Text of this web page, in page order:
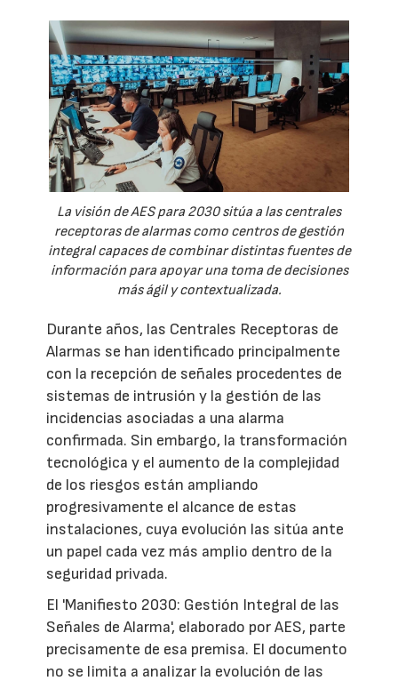
La visión de AES para 2030 sitúa a las centrales
receptoras de alarmas como centros de gestión
integral capaces de combinar distintas fuentes de
información para apoyar una toma de decisiones
más ágil y contextualizada.
Durante años, las Centrales Receptoras de
Alarmas se han identificado principalmente
con la recepción de señales procedentes de
sistemas de intrusión y la gestión de las
incidencias asociadas a una alarma
confirmada. Sin embargo, la transformación
tecnológica y el aumento de la complejidad
de los riesgos están ampliando
progresivamente el alcance de estas
instalaciones, cuya evolución las sitúa ante
un papel cada vez más amplio dentro de la
seguridad privada.
El 'Manifiesto 2030: Gestión Integral de las
Señales de Alarma', elaborado por AES, parte
precisamente de esa premisa. El documento
no se limita a analizar la evolución de las